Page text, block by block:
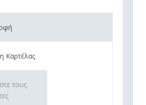
Καρτέλας
τους